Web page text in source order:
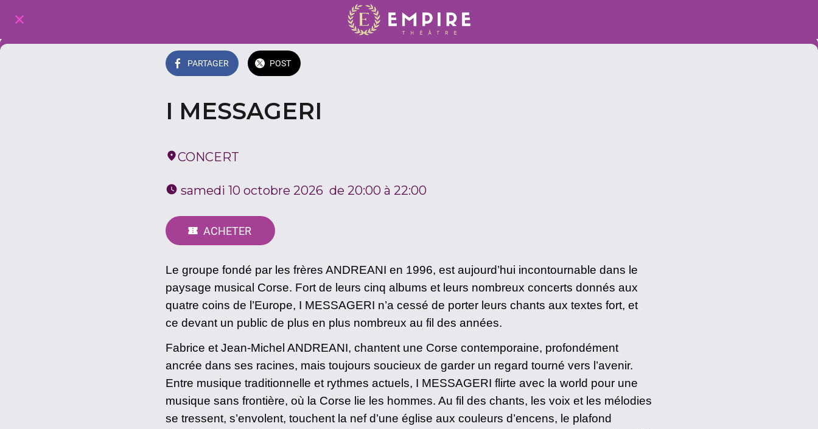
PARTAGER POST
I MESSAGERI
CONCERT
samedi 10 octobre 2026  de 20:00 à 22:00
ACHETER
Le groupe fondé par les frères ANDREANI en 1996, est aujourd’hui incontournable dans le
paysage musical Corse. Fort de leurs cinq albums et leurs nombreux concerts donnés aux
quatre coins de l’Europe, I MESSAGERI n’a cessé de porter leurs chants aux textes fort, et
ce devant un public de plus en plus nombreux au fil des années.
Fabrice et Jean-Michel ANDREANI, chantent une Corse contemporaine, profondément
ancrée dans ses racines, mais toujours soucieux de garder un regard tourné vers l’avenir.
Entre musique traditionnelle et rythmes actuels, I MESSAGERI flirte avec la world pour une
musique sans frontière, où la Corse lie les hommes. Au fil des chants, les voix et les mélodies
se tressent, s’envolent, touchent la nef d’une église aux couleurs d’encens, le plafond